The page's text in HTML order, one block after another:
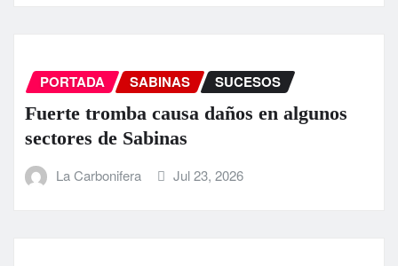
PORTADA SABINAS SUCESOS
Fuerte tromba causa daños en algunos
sectores de Sabinas
La Carbonifera Jul 23, 2026